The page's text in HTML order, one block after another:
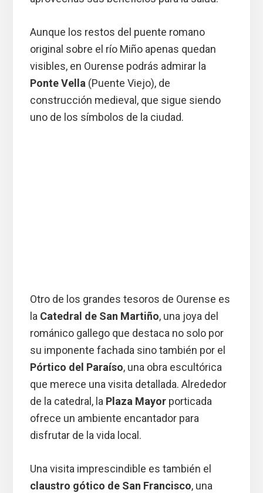
Aunque los restos del puente romano
original sobre el río Miño apenas quedan
visibles, en Ourense podrás admirar la
Ponte Vella(Puente Viejo), de
construcción medieval, que sigue siendo
uno de los símbolos de la ciudad.
Otro de los grandes tesoros de Ourense es
la Catedral de San Martiño, una joya del
románico gallego que destaca no solo por
su imponente fachada sino también por el
Pórtico del Paraíso, una obra escultórica
que merece una visita detallada. Alrededor
de la catedral, la Plaza Mayorporticada
ofrece un ambiente encantador para
disfrutar de la vida local.
Una visita imprescindible es también el
claustro gótico de San Francisco, una